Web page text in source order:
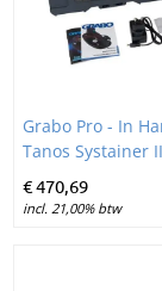
Image Grabo Pro
Grabo Pro - In
Tanos Systainer
€470,69
incl. 21,00% btw